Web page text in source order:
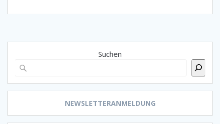
Suchen
NEWSLETTERANMELDUNG